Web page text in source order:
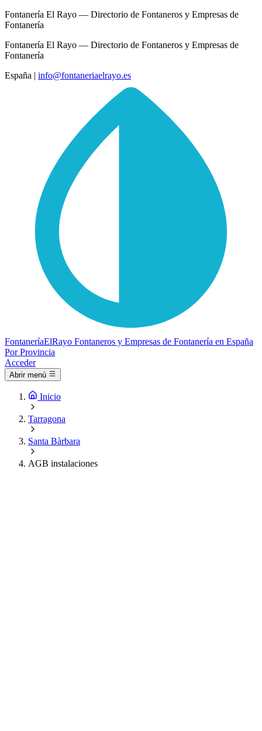
Fontanería El Rayo — Directorio de Fontaneros y Empresas de
Fontanería
Fontanería El Rayo — Directorio de Fontaneros y Empresas de
Fontanería
España | info@fontaneriaelrayo.es
FontaneríaElRayo Fontaneros y Empresas de Fontanería en España
Por Provincia
Acceder
Abrir menú
Inicio
Tarragona
Santa Bàrbara
AGB instalaciones